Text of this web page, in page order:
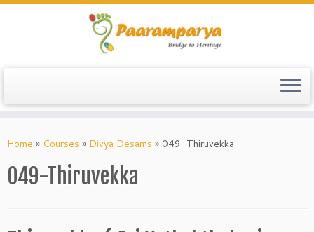
toHome » Courses » Divya Desams » 049-Thiruvekka
049-Thiruvekka